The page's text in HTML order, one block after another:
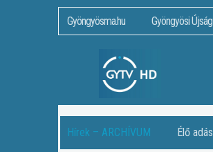
Gyöngyösma.hu Gyöngyösi Újság
Hírek – ARCHÍVUM Élő adás